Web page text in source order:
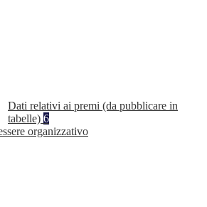
Dati relativi ai premi (da pubblicare in
tabelle) 6
organizzativo